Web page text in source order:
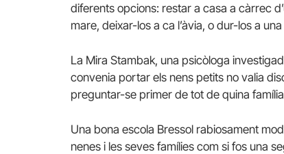
diferents opcions: restar a casa a càrrec
mare, deixar-los a ca l’àvia, o dur-los a
La Mira Stambak, una psicòloga
convenia portar els nens petits no valia
preguntar-se primer de tot de quina
Una bona escola Bressol rabiosament
nenes i les seves famílies com si fos una